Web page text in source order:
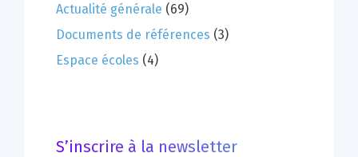
Actualité générale (69)
Documents de références (3)
Espace écoles (4)
S’inscrire à la newsletter